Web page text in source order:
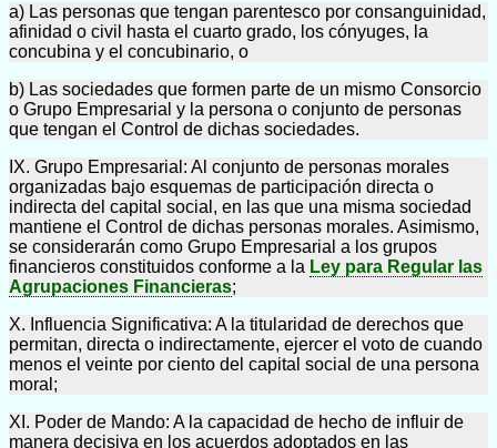
a) Las personas que tengan parentesco por consanguinidad,
afinidad o civil hasta el cuarto grado, los cónyuges, la
concubina y el concubinario, o
b) Las sociedades que formen parte de un mismo Consorcio
o Grupo Empresarial y la persona o conjunto de personas
que tengan el Control de dichas sociedades.
IX. Grupo Empresarial: Al conjunto de personas morales
organizadas bajo esquemas de participación directa o
indirecta del capital social, en las que una misma sociedad
mantiene el Control de dichas personas morales. Asimismo,
se considerarán como Grupo Empresarial a los grupos
financieros constituidos conforme a la Ley para Regular las
Agrupaciones Financieras;
X. Influencia Significativa: A la titularidad de derechos que
permitan, directa o indirectamente, ejercer el voto de cuando
menos el veinte por ciento del capital social de una persona
moral;
XI. Poder de Mando: A la capacidad de hecho de influir de
manera decisiva en los acuerdos adoptados en las